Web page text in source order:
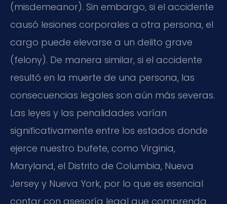
(misdemeanor). Sin embargo, si el accidente
causó lesiones corporales a otra persona, el
cargo puede elevarse a un delito grave
(felony). De manera similar, si el accidente
resultó en la muerte de una persona, las
consecuencias legales son aún más severas.
Las leyes y las penalidades varían
significativamente entre los estados donde
ejerce nuestro bufete, como Virginia,
Maryland, el Distrito de Columbia, Nueva
Jersey y Nueva York, por lo que es esencial
contar con asesoría legal que comprenda